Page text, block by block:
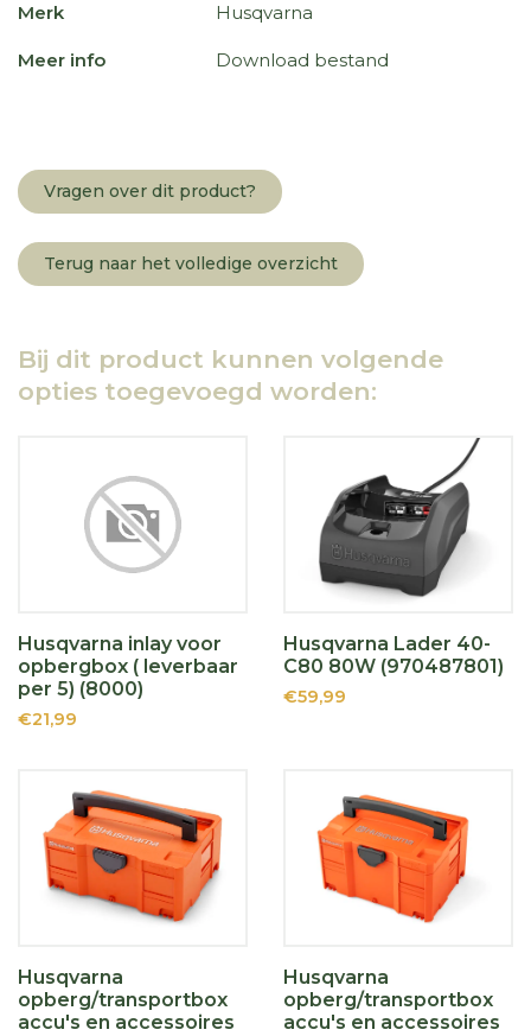
Merk Husqvarna
Meer info Download bestand
Vragen over dit product?
Terug naar het volledige overzicht
Bij dit product kunnen volgende
opties toegevoegd worden:
Husqvarna inlay voor
opbergbox ( leverbaar
per 5) (8000)
€21,99
Husqvarna Lader 40-
C80 80W (970487801)
€59,99
Husqvarna
opberg/transportbox
accu's en accessoires
Husqvarna
opberg/transportbox
accu's en accessoires